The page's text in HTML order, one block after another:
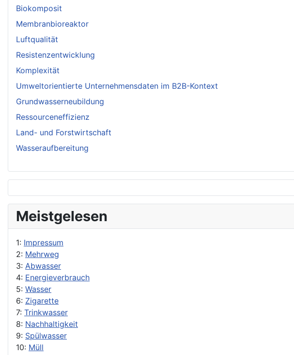
Biokomposit
Membranbioreaktor
Luftqualität
Resistenzentwicklung
Komplexität
Umweltorientierte Unternehmensdaten im B2B-Kontext
Grundwasserneubildung
Ressourceneffizienz
Land- und Forstwirtschaft
Wasseraufbereitung
Meistgelesen
1: Impressum
2: Mehrweg
3: Abwasser
4: Energieverbrauch
5: Wasser
6: Zigarette
7: Trinkwasser
8: Nachhaltigkeit
9: Spülwasser
10: Müll